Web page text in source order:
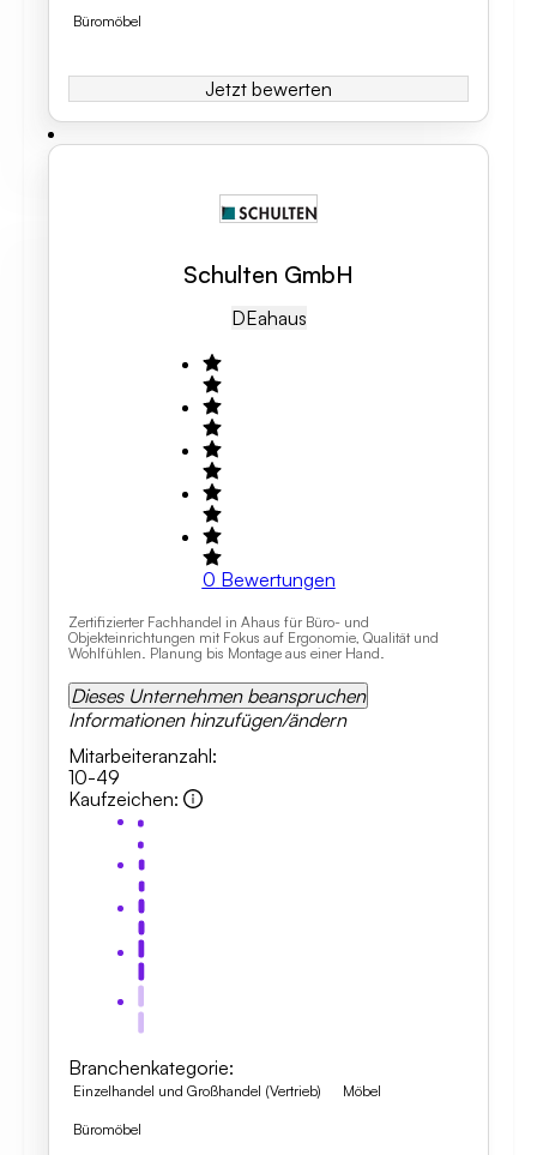
Büromöbel
Jetzt bewerten
Schulten GmbH
DEAhaus
0 Bewertungen
Zertifizierter Fachhandel in Ahaus für Büro- und
Objekteinrichtungen mit Fokus auf Ergonomie, Qualität und
Wohlfühlen. Planung bis Montage aus einer Hand.
Dieses Unternehmen beanspruchen
Informationen hinzufügen/ändern
Mitarbeiteranzahl:
10-49
Kaufzeichen:
Branchenkategorie:
Einzelhandel und Großhandel (Vertrieb) Möbel
Büromöbel